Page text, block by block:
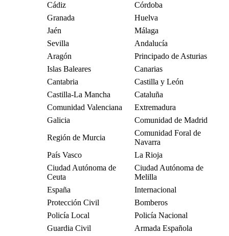
Cádiz
Córdoba
Granada
Huelva
Jaén
Málaga
Sevilla
Andalucía
Aragón
Principado de Asturias
Islas Baleares
Canarias
Cantabria
Castilla y León
Castilla-La Mancha
Cataluña
Comunidad Valenciana
Extremadura
Galicia
Comunidad de Madrid
Región de Murcia
Comunidad Foral de
Navarra
País Vasco
La Rioja
Ciudad Autónoma de
Ceuta
Ciudad Autónoma de
Melilla
España
Internacional
Protección Civil
Bomberos
Policía Local
Policía Nacional
Guardia Civil
Armada Española